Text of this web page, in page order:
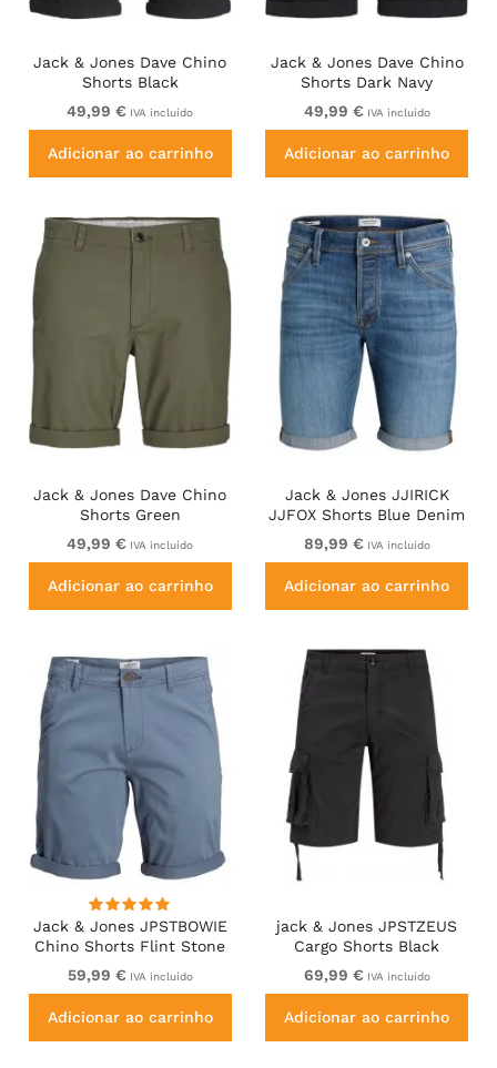
Jack & Jones Dave Chino
Shorts Black
49,99 € IVA incluído
Adicionar ao carrinho
Jack & Jones Dave Chino
Shorts Dark Navy
49,99 € IVA incluído
Adicionar ao carrinho
Jack & Jones Dave Chino
Shorts Green
49,99 € IVA incluído
Adicionar ao carrinho
Jack & Jones JJIRICK
JJFOX Shorts Blue Denim
89,99 € IVA incluído
Adicionar ao carrinho
Jack & Jones JPSTBOWIE
Chino Shorts Flint Stone
59,99 € IVA incluído
Adicionar ao carrinho
jack & Jones JPSTZEUS
Cargo Shorts Black
69,99 € IVA incluído
Adicionar ao carrinho